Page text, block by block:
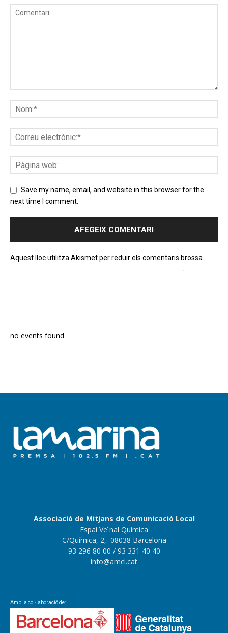
Save my name, email, and website in this browser for the
next time I comment.
Aquest lloc utilitza Akismet per reduir els comentaris brossa.
no events found
Associació de Mitjans de Comunicació Local
Espai Veïnal Química
C/Química, 2, 08038 Barcelona
93 296 80 00 / 93 331 40 40
info@amcl.cat
Amb la col·laboració de: